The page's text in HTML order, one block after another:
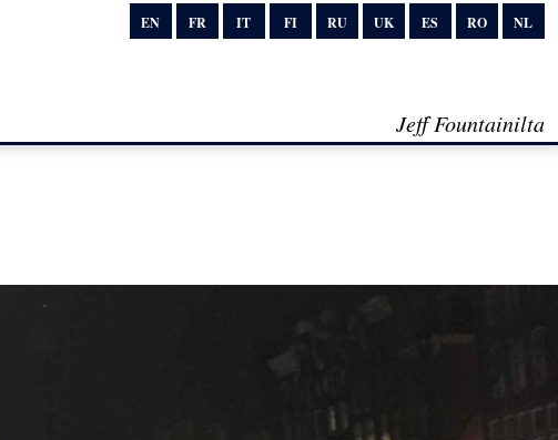
EN FR IT FI RU UK ES RO NL
Jeff Fountainilta